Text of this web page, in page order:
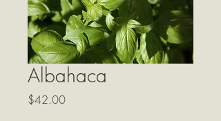
Albahaca
$42.00Precio